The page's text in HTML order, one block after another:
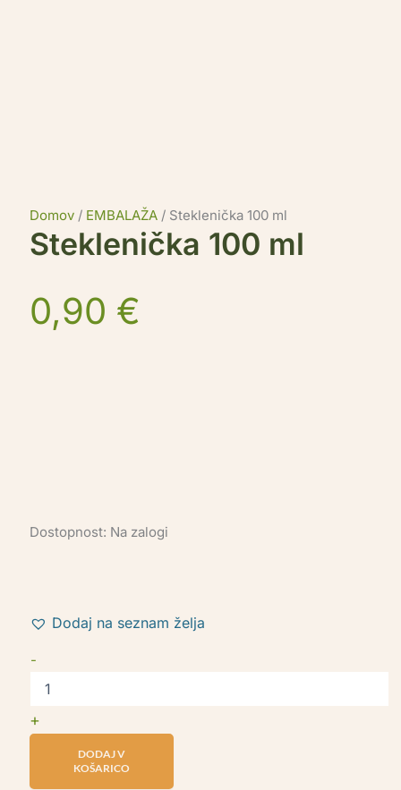
Domov / EMBALAŽA / Steklenička 100 ml
Steklenička 100 ml
0,90 €
Dostopnost: Na zalogi
Dodaj na seznam želja
-
+
DODAJ V
KOŠARICO